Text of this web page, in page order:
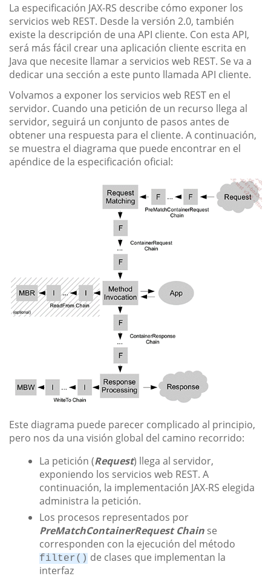
La especificación JAX-RS describe cómo exponer los
servicios web REST. Desde la versión 2.0, también
existe la descripción de una API cliente. Con esta API,
será más fácil crear una aplicación cliente escrita en
Java que necesite llamar a servicios web REST. Se va a
dedicar una sección a este punto llamada API cliente.
Volvamos a exponer los servicios web REST en el
servidor. Cuando una petición de un recurso llega al
servidor, seguirá un conjunto de pasos antes de
obtener una respuesta para el cliente. A continuación,
se muestra el diagrama que puede encontrar en el
apéndice de la especificación oficial:
Este diagrama puede parecer complicado al principio,
pero nos da una visión global del camino recorrido:
La petición (Request) llega al servidor,
exponiendo los servicios web REST. A
continuación, la implementación JAX-RS elegida
administra la petición.
Los procesos representados por
PreMatchContainerRequest Chain se
corresponden con la ejecución del método
filter() de clases que implementan la
interfaz